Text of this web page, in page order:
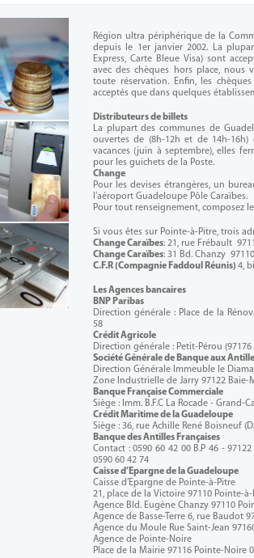
Région ultra périphérique de la
depuis le 1er janvier 2002. La
Express, Carte Bleue Visa) sont
avec des chèques hors place, nous
toute réservation. Enfin, les
acceptés que dans quelques
Distributeurs de billets
La plupart des communes de
ouvertes de (8h-12h et de 14h-
vacances (juin à septembre), elles
pour les guichets de la Poste.
Change
Pour les devises étrangères, un
l’aéroport Guadeloupe Pôle Caraïbes.
Pour tout renseignement, composez le
Si vous êtes sur Pointe-à-Pitre, trois
Change Caraïbes: 21, rue Frébault
Change Caraïbes: 31 Bd. Chanzy
C.F.R (Compagnie Faddoul Réunis) 4,
Les Agences bancaires
BNP Paribas
Direction générale : Place de la
58
Crédit Agricole
Direction générale : Petit-Pérou (97176
Société Générale de Banque aux
Direction Générale Immeuble le
Zone Industrielle de Jarry 97122 Baie-
Banque Française Commerciale
Siège : Imm. B.F.C La Rocade - Grand-
Crédit Maritime de la Guadeloupe
Siège : 36, rue Achille René Boisneuf
Banque des Antilles Françaises
Contact : 0590 60 42 00 B.P 46 -
0590 60 42 74
Caisse d’Epargne de la Guadeloupe
Caisse d’Epargne de Pointe-à-Pitre
21, place de la Victoire 97110 Pointe-à-
Agence Bld. Eugène Chanzy 97110
Agence de Basse-Terre 6, rue Baudot
Agence du Moule Rue Saint-Jean
Agence de Pointe-Noire
Place de la Mairie 97116 Pointe-Noire